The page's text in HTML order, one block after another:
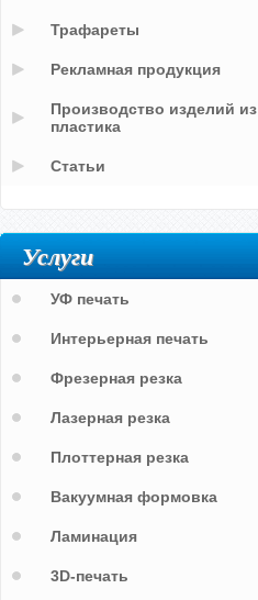
Трафареты
Рекламная продукция
Производство изделий из
пластика
Статьи
Услуги
УФ печать
Интерьерная печать
Фрезерная резка
Лазерная резка
Плоттерная резка
Вакуумная формовка
Ламинация
3D-печать